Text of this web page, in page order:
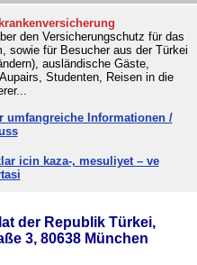
den Versicherungschutz für das
sowie für Besucher aus der Türkei
ausländische Gäste,
Studenten, Reisen in die
umfangreiche Informationen /
icin kaza-, mesuliyet – ve
der Republik Türkei,
3, 80638 München